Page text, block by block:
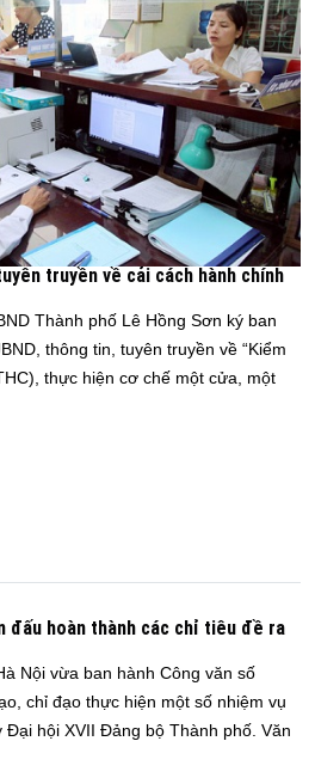
truyền về cải cách hành chính
Thành phố Lê Hồng Sơn ký ban
thông tin, tuyên truyền về “Kiểm
thực hiện cơ chế một cửa, một
đấu hoàn thành các chỉ tiêu đề ra
Nội vừa ban hành Công văn số
chỉ đạo thực hiện một số nhiệm vụ
hội XVII Đảng bộ Thành phố. Văn